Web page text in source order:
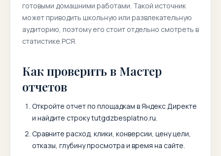
готовыми домашними работами. Такой источник
может приводить школьную или развлекательную
аудиторию, поэтому его стоит отдельно смотреть в
статистике РСЯ.
Как проверить в Мастер
отчетов
Откройте отчет по площадкам в Яндекс Директе
и найдите строкуtutgdzbesplatno.ru.
Сравните расход, клики, конверсии, цену цели,
отказы, глубину просмотра и время на сайте.